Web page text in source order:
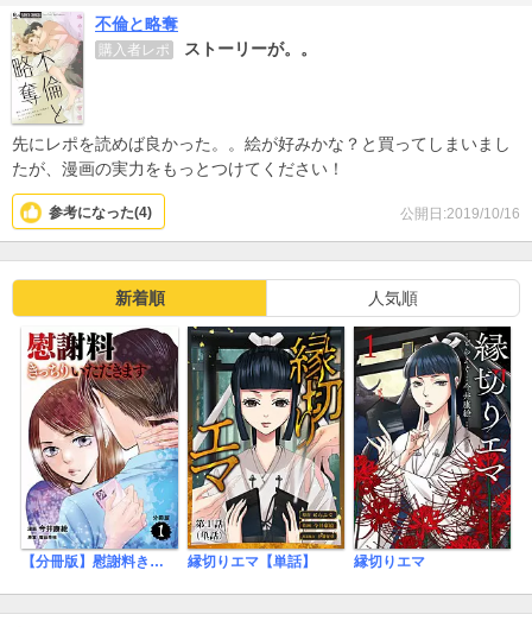
不倫と略奪
購入者レポ ストーリーが。。
先にレポを読めば良かった。。絵が好みかな？と買ってしまいまし
たが、漫画の実力をもっとつけてください！
公開日:2019/10/16
参考になった(4)
新着順 人気順
【分冊版】慰謝料きっちりいただきます 縁切りエマ【単話】 縁切りエマ